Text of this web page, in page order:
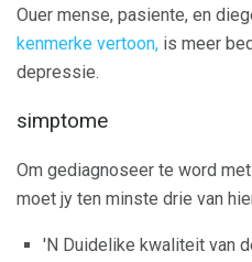
Ouer mense, pasiente, en
kenmerke vertoon, is meer
depressie.
simptome
Om gediagnoseer te word
moet jy ten minste drie van
'N Duidelike kwaliteit van